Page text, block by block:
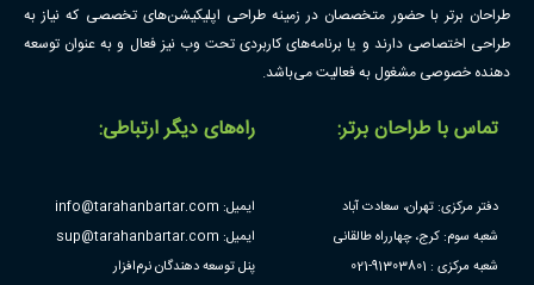
طراحان برتر با حضور متخصصان در زمینه طراحی اپلیکیشن‌های تخصصی که نیاز به
طراحی اختصاصی دارند و یا برنامه‌های کاربردی تحت وب نیز فعال و به عنوان توسعه
دهنده خصوصی مشغول به فعالیت می‌باشد.
تماس با طراحان برتر:
دفتر مرکزی: تهران، سعادت آباد
شعبه سوم: کرج، چهارراه طالقانی
شعبه مرکزی : 91303801-021
راه‌های دیگر ارتباطی:
ایمیل: info@tarahanbartar.com
ایمیل: sup@tarahanbartar.com
پنل توسعه دهندگان نرم‌افزار